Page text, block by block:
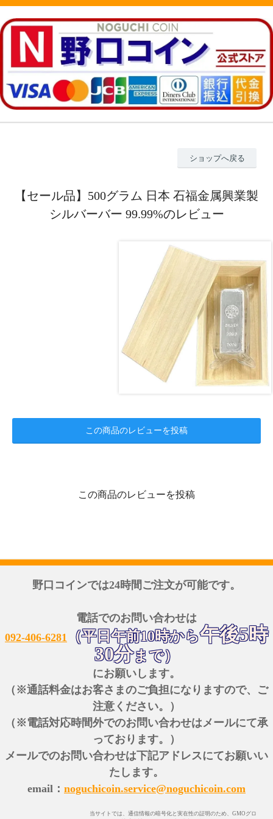
ショップへ戻る
【セール品】500グラム 日本 石福金属興業製
シルバーバー 99.99%のレビュー
この商品のレビューを投稿
この商品のレビューを投稿
野口コインでは24時間ご注文が可能です。
電話でのお問い合わせは
092-406-6281
（平日午前10時から午後5時
30分まで）
にお願いします。
（※通話料金はお客さまのご負担になりますので、ご
注意ください。）
（※電話対応時間外でのお問い合わせはメールにて承
っております。）
メールでのお問い合わせは下記アドレスにてお願いい
たします。
email： noguchicoin.service@noguchicoin.com
当サイトでは、通信情報の暗号化と実在性の証明のため、GMOグロ